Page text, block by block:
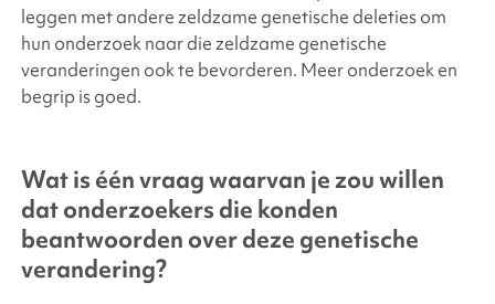
leggen met andere zeldzame genetische deleties om
hun onderzoek naar die zeldzame genetische
veranderingen ook te bevorderen. Meer onderzoek en
begrip is goed.
Wat is één vraag waarvan je zou willen
dat onderzoekers die konden
beantwoorden over deze genetische
verandering?